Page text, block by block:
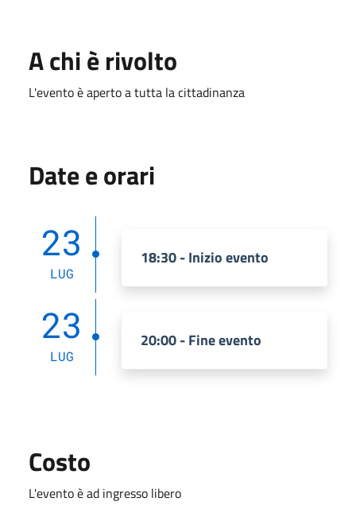
A chi è rivolto
L'evento è aperto a tutta la cittadinanza
Date e orari
23
LUG
18:30 - Inizio evento
23
LUG
20:00 - Fine evento
Costo
L'evento è ad ingresso libero